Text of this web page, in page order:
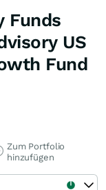
Funds
US
Fund
Zum Portfolio
hinzufügen